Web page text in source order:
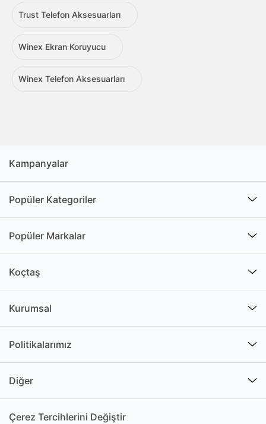
Trust Telefon Aksesuarları
Winex Ekran Koruyucu
Winex Telefon Aksesuarları
Kampanyalar
Popüler Kategoriler
Popüler Markalar
Koçtaş
Kurumsal
Politikalarımız
Diğer
Çerez Tercihlerini Değiştir